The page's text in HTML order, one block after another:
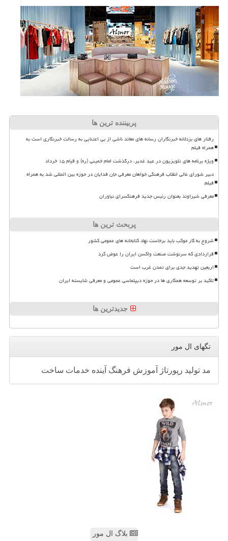
پربیننده ترین ها
رفتار های بزدلانه خبرنگاران رسانه های معاند ناشی از بی اعتنایی به رسالت خبرنگاری است به
همراه فیلم
ویژه برنامه های تلویزیون در عید غدیر، درگذشت امام خمینی (ره) و قیام ۱۵ خرداد
دبیر شورای عالی انقلاب فرهنگی خواهان معرفی جان فدایان در حوزه بین المللی شد به همراه
فیلم
معرفی شیراوند بعنوان رئیس جدید فرهنگسرای نیاوران
پربحث ترین ها
شروع به کار موکب باید برخاست نهاد کتابخانه های عمومی کشور
قراردادی که سرنوشت صنعت واکسن ایران را عوض کرد
اربعین تهدید جدی برای تمدن غرب است
تاکید بر توسعه همکاری ها در حوزه دیپلماسی عمومی و معرفی شایسته ایران
جدیدترین ها
تگهای ال مور
مد تولید رپورتاژ آموزش فرهنگ آینده خدمات ساخت
بلاگ ال مور